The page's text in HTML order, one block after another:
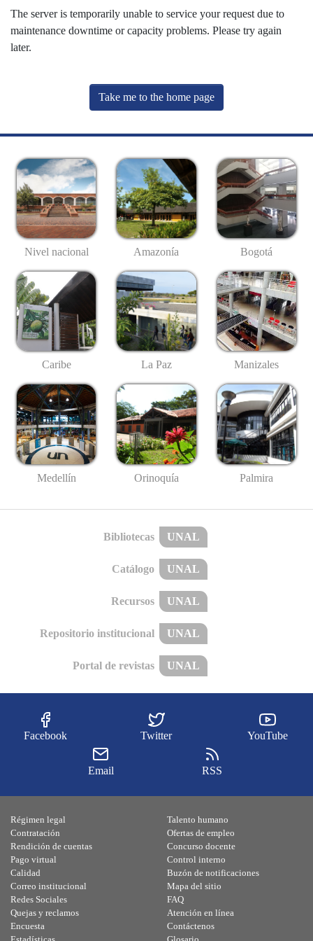
The server is temporarily unable to service your request due to
maintenance downtime or capacity problems. Please try again
later.
Take me to the home page
Nivel nacional Amazonía Bogotá
Caribe La Paz Manizales
Medellín Orinoquía Palmira
Bibliotecas UNAL
Catálogo UNAL
Recursos UNAL
Repositorio institucional UNAL
Portal de revistas UNAL
Facebook Twitter YouTube
Email RSS
Régimen legal
Contratación
Rendición de cuentas
Pago virtual
Calidad
Talento humano
Ofertas de empleo
Concurso docente
Control interno
Buzón de notificaciones
Correo institucional
Redes Sociales
Quejas y reclamos
Encuesta
Mapa del sitio
FAQ
Atención en línea
Contáctenos